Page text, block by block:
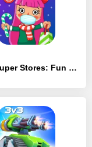
Pepi Super Stores: Fun & Games